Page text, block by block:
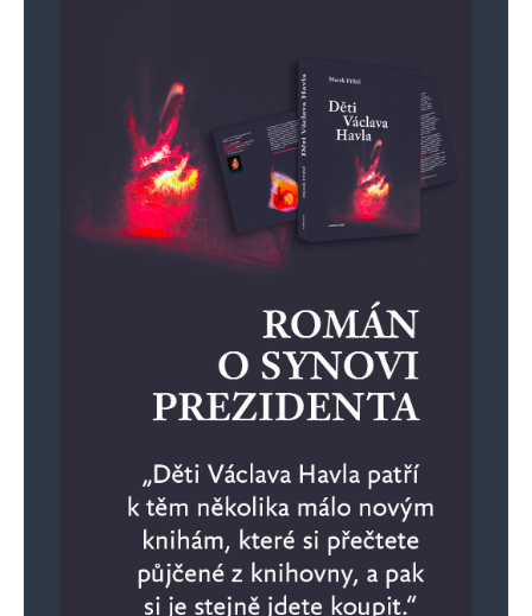
kazdych par dni.
Petr Krahujec
25. 11. 2025 (7:23)
„Rusaci“ a naciste spolecne napadli Polsko
v zari 39. To delat nemeli. Valka tedy vzniknout
nemela. V tom pripade bychom byli pod
Protektoratem dodnes.
Mimochodem, neni pravda, ze se nas „všichni“
vykašlali. SSSR nabizel vojenskou pomoc. To je
historicky fakt.
Odpovědět